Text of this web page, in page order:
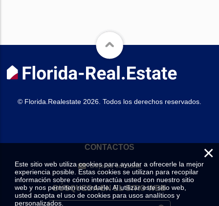
© Florida.Realestate 2026. Todos los derechos reservados.
CONTACTOS
Deje su consulta
BÚSQUEDA EN EL SITIO WEB
×
Este sitio web utiliza cookies para ayudar a ofrecerle la mejor
experiencia posible. Estas cookies se utilizan para recopilar
información sobre cómo interactúa usted con nuestro sitio
web y nos permiten recordarle. Al utilizar este sitio web,
usted acepta el uso de cookies para usos analíticos y
personalizados.